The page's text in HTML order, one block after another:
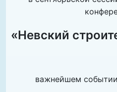
«Невский
важнейшем